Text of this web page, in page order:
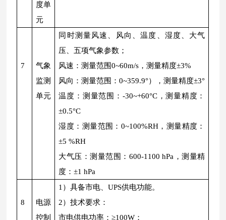
度单
元
7
气象
监测
单元
同时测量风速、风向、温度、湿度、大气
压、五项气象参数；
风速：测量范围0~60m/s，测量精度±3%
风向：测量范围：0~359.9°），测量精度±3°
温度：测量范围：-30~+60°C，测量精度：
±0.5°C
湿度：测量范围：0~100%RH，测量精度：
±5 %RH
大气压：测量范围：600-1100 hPa，测量精
度：±1 hPa
8
电源
控制
1）具备市电、UPS供电功能。
2）技术要求：
市电供电功率：≥100W；